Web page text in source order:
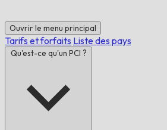
Ouvrir le menu principal
Tarifs et forfaits Liste des pays
Qu'est-ce qu'un PCI ?